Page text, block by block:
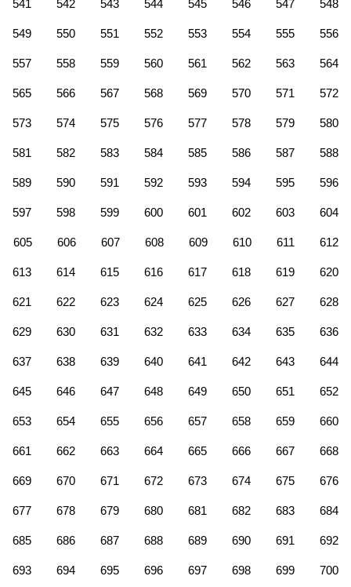
541 542 543 544 545 546 547 548
549 550 551 552 553 554 555 556
557 558 559 560 561 562 563 564
565 566 567 568 569 570 571 572
573 574 575 576 577 578 579 580
581 582 583 584 585 586 587 588
589 590 591 592 593 594 595 596
597 598 599 600 601 602 603 604
605 606 607 608 609 610 611 612
613 614 615 616 617 618 619 620
621 622 623 624 625 626 627 628
629 630 631 632 633 634 635 636
637 638 639 640 641 642 643 644
645 646 647 648 649 650 651 652
653 654 655 656 657 658 659 660
661 662 663 664 665 666 667 668
669 670 671 672 673 674 675 676
677 678 679 680 681 682 683 684
685 686 687 688 689 690 691 692
693 694 695 696 697 698 699 700